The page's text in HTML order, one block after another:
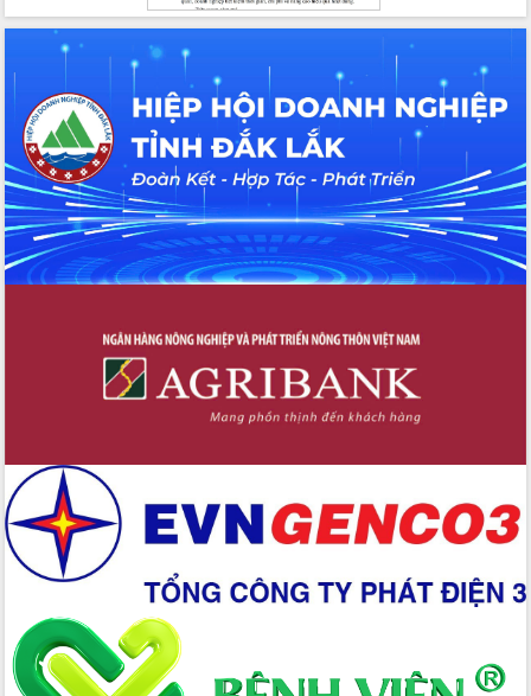
Hội nghị Ban Chấp hành Đảng bộ tỉnh
Đắk Lắk lần thứ 2 (mở rộng)
Tập trung giải phóng mặt bằng, đẩy
nhanh tiến độ Tuyến đường bộ ven
biển
Gỡ khó, khởi công xây dựng, sửa chữa
toàn bộ nhà ở cho hộ dân đúng tiến độ
đề ra
UBND tỉnh Đắk Lắk tổng kết công tác
quốc phòng, quân sự địa phương năm
2025
các nhiệm vụ đề ra năm 2025
Phát huy vai trò của người có uy tín
trong phòng chống tảo hôn và hôn
nghiệp nước ngoài
Đắk Lắk định vị thương hiệu du lịch
“Biển – Rừng – Cà phê” trong không
gian phát triển mới
Hội nghị chia sẻ kinh nghiệm, chuyển
giao kỹ thuật y tế, định hướng phát
triển chuyên sâu đến 2030
Chuyển đổi số mở ra không gian phát
triển trong lĩnh vực văn hóa, du lịch